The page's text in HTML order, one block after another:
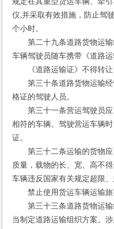
仪,并采取有效措施，防止驾
个小时。
第二十九条道路货物运输
车辆驾驶员随车携带《道路运
《道路运输证》不得转让
第三十条道路货物运输经
格证的驾驶人员。
第三十一条营运驾驶员应
相符的车辆。驾驶营运车辆
证。
第三十二条运输的货物应
质量，载物的长、宽、高不
车辆违反国家有关规定超限、
禁止使用货运车辆运输旅
第三十三条道路货物运输
当制定道路运输组织方案。